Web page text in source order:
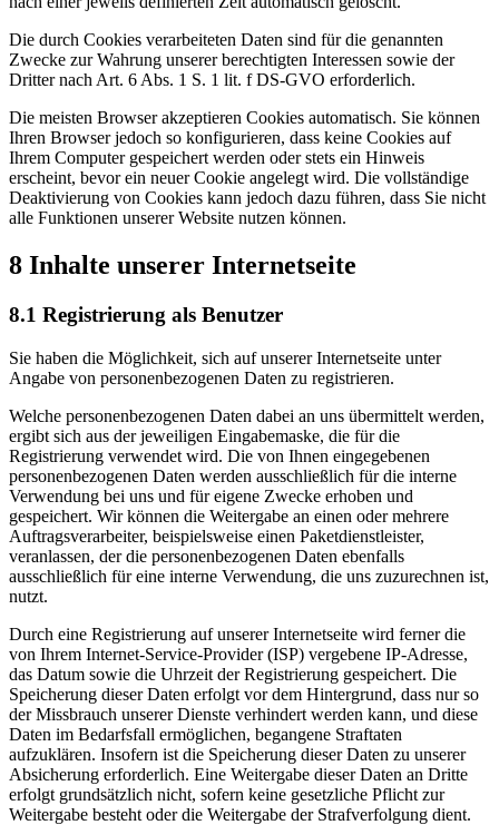
Die durch Cookies verarbeiteten Daten sind für die genannten
Zwecke zur Wahrung unserer berechtigten Interessen sowie der
Dritter nach Art. 6 Abs. 1 S. 1 lit. f DS-GVO erforderlich.
Die meisten Browser akzeptieren Cookies automatisch. Sie können
Ihren Browser jedoch so konfigurieren, dass keine Cookies auf
Ihrem Computer gespeichert werden oder stets ein Hinweis
erscheint, bevor ein neuer Cookie angelegt wird. Die vollständige
Deaktivierung von Cookies kann jedoch dazu führen, dass Sie nicht
alle Funktionen unserer Website nutzen können.
8 Inhalte unserer Internetseite
8.1 Registrierung als Benutzer
Sie haben die Möglichkeit, sich auf unserer Internetseite unter
Angabe von personenbezogenen Daten zu registrieren.
Welche personenbezogenen Daten dabei an uns übermittelt werden,
ergibt sich aus der jeweiligen Eingabemaske, die für die
Registrierung verwendet wird. Die von Ihnen eingegebenen
personenbezogenen Daten werden ausschließlich für die interne
Verwendung bei uns und für eigene Zwecke erhoben und
gespeichert. Wir können die Weitergabe an einen oder mehrere
Auftragsverarbeiter, beispielsweise einen Paketdienstleister,
veranlassen, der die personenbezogenen Daten ebenfalls
ausschließlich für eine interne Verwendung, die uns zuzurechnen ist,
nutzt.
Durch eine Registrierung auf unserer Internetseite wird ferner die
von Ihrem Internet-Service-Provider (ISP) vergebene IP-Adresse,
das Datum sowie die Uhrzeit der Registrierung gespeichert. Die
Speicherung dieser Daten erfolgt vor dem Hintergrund, dass nur so
der Missbrauch unserer Dienste verhindert werden kann, und diese
Daten im Bedarfsfall ermöglichen, begangene Straftaten
aufzuklären. Insofern ist die Speicherung dieser Daten zu unserer
Absicherung erforderlich. Eine Weitergabe dieser Daten an Dritte
erfolgt grundsätzlich nicht, sofern keine gesetzliche Pflicht zur
Weitergabe besteht oder die Weitergabe der Strafverfolgung dient.